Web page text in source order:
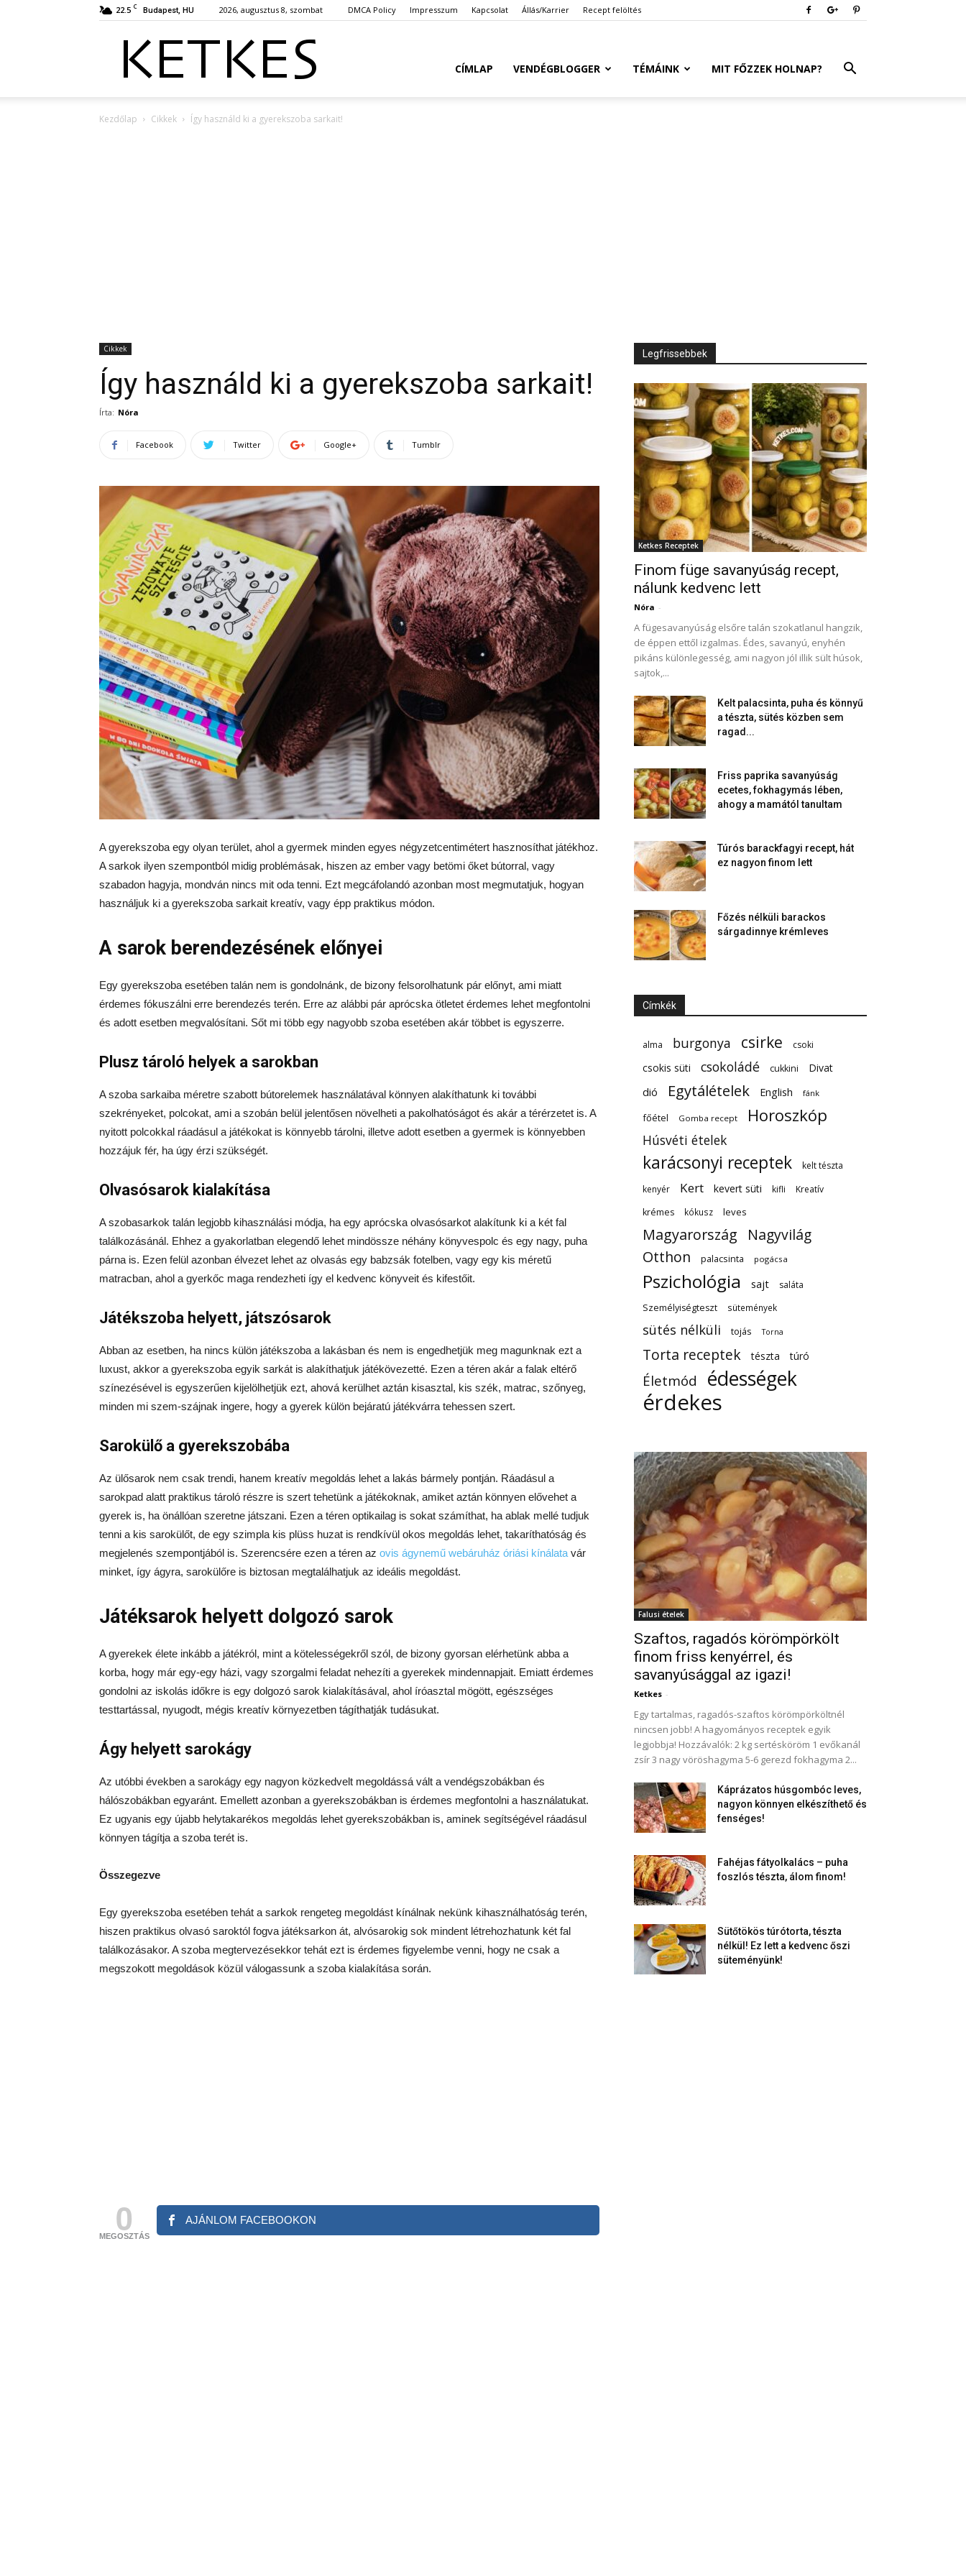
22.5 C Budapest, HU 2026, augusztus 8, szombat DMCA Policy Impresszum Kapcsolat Állás/Karrier Recept felöltés
CÍMLAP VENDÉGBLOGGER TÉMÁINK MIT FŐZZEK HOLNAP?
Kezdőlap Cikkek Így használd ki a gyerekszoba sarkait!
Cikkek
Így használd ki a gyerekszoba sarkait!
Írta: Nóra
Facebook Twitter Google+ Tumblr
A gyerekszoba egy olyan terület, ahol a gyermek minden egyes négyzetcentimétert hasznosíthat játékhoz.
A sarkok ilyen szempontból midig problémásak, hiszen az ember vagy betömi őket bútorral, vagy
szabadon hagyja, mondván nincs mit oda tenni. Ezt megcáfolandó azonban most megmutatjuk, hogyan
használjuk ki a gyerekszoba sarkait kreatív, vagy épp praktikus módon.
A sarok berendezésének előnyei
Egy gyerekszoba esetében talán nem is gondolnánk, de bizony felsorolhatunk pár előnyt, ami miatt
érdemes fókuszálni erre berendezés terén. Erre az alábbi pár aprócska ötletet érdemes lehet megfontolni
és adott esetben megvalósítani. Sőt mi több egy nagyobb szoba esetében akár többet is egyszerre.
Plusz tároló helyek a sarokban
A szoba sarkaiba méretre szabott bútorelemek használatával könnyen alakíthatunk ki további
szekrényeket, polcokat, ami a szobán belül jelentősen növelheti a pakolhatóságot és akár a térérzetet is. A
nyitott polcokkal ráadásul a játékokat is könnyebb tárolni, illetve adott esetben a gyermek is könnyebben
hozzájuk fér, ha úgy érzi szükségét.
Olvasósarok kialakítása
A szobasarkok talán legjobb kihasználási módja, ha egy aprócska olvasósarkot alakítunk ki a két fal
találkozásánál. Ehhez a gyakorlatban elegendő lehet mindössze néhány könyvespolc és egy nagy, puha
párna is. Ezen felül azonban élvezet lehet az olvasás egy babzsák fotelben, vagy egy kis méretű
matracban, ahol a gyerkőc maga rendezheti így el kedvenc könyveit és kifestőit.
Játékszoba helyett, játszósarok
Abban az esetben, ha nincs külön játékszoba a lakásban és nem is engedhetjük meg magunknak ezt a
luxust, akkor a gyerekszoba egyik sarkát is alakíthatjuk játékövezetté. Ezen a téren akár a falak eltérő
színezésével is egyszerűen kijelölhetjük ezt, ahová kerülhet aztán kisasztal, kis szék, matrac, szőnyeg,
minden mi szem-szájnak ingere, hogy a gyerek külön bejáratú játékvárra tehessen szert.
Sarokülő a gyerekszobába
Az ülősarok nem csak trendi, hanem kreatív megoldás lehet a lakás bármely pontján. Ráadásul a
sarokpad alatt praktikus tároló részre is szert tehetünk a játékoknak, amiket aztán könnyen elővehet a
gyerek is, ha önállóan szeretne játszani. Ezen a téren optikailag is sokat számíthat, ha ablak mellé tudjuk
tenni a kis sarokülőt, de egy szimpla kis plüss huzat is rendkívül okos megoldás lehet, takaríthatóság és
megjelenés szempontjából is. Szerencsére ezen a téren az ovis ágynemű webáruház óriási kínálata vár
minket, így ágyra, sarokülőre is biztosan megtalálhatjuk az ideális megoldást.
Játéksarok helyett dolgozó sarok
A gyerekek élete inkább a játékról, mint a kötelességekről szól, de bizony gyorsan elérhetünk abba a
korba, hogy már egy-egy házi, vagy szorgalmi feladat nehezíti a gyerekek mindennapjait. Emiatt érdemes
gondolni az iskolás időkre is egy dolgozó sarok kialakításával, ahol íróasztal mögött, egészséges
testtartással, nyugodt, mégis kreatív környezetben tágíthatják tudásukat.
Ágy helyett sarokágy
Az utóbbi években a sarokágy egy nagyon közkedvelt megoldássá vált a vendégszobákban és
hálószobákban egyaránt. Emellett azonban a gyerekszobákban is érdemes megfontolni a használatukat.
Ez ugyanis egy újabb helytakarékos megoldás lehet gyerekszobákban is, aminek segítségével ráadásul
könnyen tágítja a szoba terét is.
Összegezve
Egy gyerekszoba esetében tehát a sarkok rengeteg megoldást kínálnak nekünk kihasználhatóság terén,
hiszen praktikus olvasó saroktól fogva játéksarkon át, alvósarokig sok mindent létrehozhatunk két fal
találkozásakor. A szoba megtervezésekkor tehát ezt is érdemes figyelembe venni, hogy ne csak a
megszokott megoldások közül válogassunk a szoba kialakítása során.
0
MEGOSZTÁS
AJÁNLOM FACEBOOKON
Legfrissebbek
Ketkes Receptek
Finom füge savanyúság recept,
nálunk kedvenc lett
Nóra -
A fügesavanyúság elsőre talán szokatlanul hangzik,
de éppen ettől izgalmas. Édes, savanyú, enyhén
pikáns különlegesség, ami nagyon jól illik sült húsok,
sajtok,...
Kelt palacsinta, puha és könnyű
a tészta, sütés közben sem
ragad...
Friss paprika savanyúság
ecetes, fokhagymás lében,
ahogy a mamától tanultam
Túrós barackfagyi recept, hát
ez nagyon finom lett
Főzés nélküli barackos
sárgadinnye krémleves
Címkék
alma burgonya csirke csoki
csokis süti csokoládé cukkini Divat
dió Egytálételek English fánk
főétel Gomba recept Horoszkóp
Húsvéti ételek
karácsonyi receptek
kelt tészta
kenyér
Kert kevert süti kifli
Kreatív
krémes
kókusz leves
Magyarország
Nagyvilág
Otthon
palacsinta pogácsa
Pszichológia sajt
saláta
Személyiségteszt
sütemények
sütés nélküli tojás Torna
Torta receptek tészta túró
Életmód édességek
érdekes
Falusi ételek
Szaftos, ragadós körömpörkölt
finom friss kenyérrel, és
savanyúsággal az igazi!
Ketkes -
Egy tartalmas, ragadós-szaftos körömpörköltnél
nincsen jobb! A hagyományos receptek egyik
legjobbja! Hozzávalók: 2 kg sertésköröm 1 evőkanál
zsír 3 nagy vöröshagyma 5-6 gerezd fokhagyma 2...
Káprázatos húsgombóc leves,
nagyon könnyen elkészíthető és
fenséges!
Fahéjas fátyolkalács – puha
foszlós tészta, álom finom!
Sütőtökös túrótorta, tészta
nélkül! Ez lett a kedvenc őszi
süteményünk!